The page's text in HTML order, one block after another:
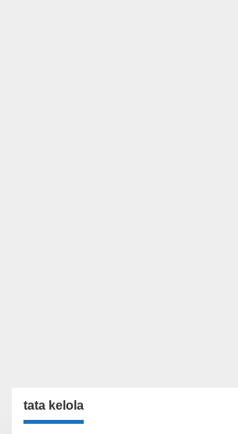
tata kelola